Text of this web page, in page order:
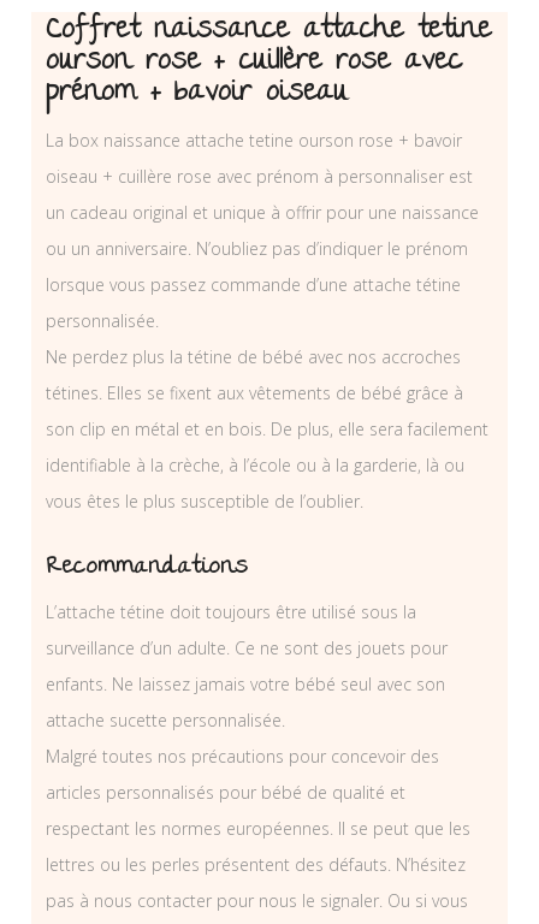
Coffret naissance attache tetine
ourson rose + cuillère rose avec
prénom + bavoir oiseau
La box naissance attache tetine ourson rose + bavoir
oiseau + cuillère rose avec prénom à personnaliser est
un cadeau original et unique à offrir pour une naissance
ou un anniversaire. N’oubliez pas d’indiquer le prénom
lorsque vous passez commande d’une attache tétine
personnalisée.
Ne perdez plus la tétine de bébé avec nos accroches
tétines. Elles se fixent aux vêtements de bébé grâce à
son clip en métal et en bois. De plus, elle sera facilement
identifiable à la crèche, à l’école ou à la garderie, là ou
vous êtes le plus susceptible de l’oublier.
Recommandations
L’attache tétine doit toujours être utilisé sous la
surveillance d’un adulte. Ce ne sont des jouets pour
enfants. Ne laissez jamais votre bébé seul avec son
attache sucette personnalisée.
Malgré toutes nos précautions pour concevoir des
articles personnalisés pour bébé de qualité et
respectant les normes européennes. Il se peut que les
lettres ou les perles présentent des défauts. N’hésitez
pas à nous contacter pour nous le signaler. Ou si vous